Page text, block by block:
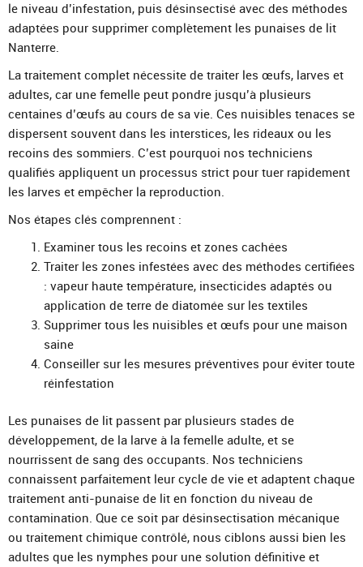
le niveau d’infestation, puis désinsectisé avec des méthodes
adaptées pour supprimer complètement les punaises de lit
Nanterre.
La traitement complet nécessite de traiter les œufs, larves et
adultes, car une femelle peut pondre jusqu’à plusieurs
centaines d’œufs au cours de sa vie. Ces nuisibles tenaces se
dispersent souvent dans les interstices, les rideaux ou les
recoins des sommiers. C’est pourquoi nos techniciens
qualifiés appliquent un processus strict pour tuer rapidement
les larves et empêcher la reproduction.
Nos étapes clés comprennent :
Examiner tous les recoins et zones cachées
Traiter les zones infestées avec des méthodes certifiées
: vapeur haute température, insecticides adaptés ou
application de terre de diatomée sur les textiles
Supprimer tous les nuisibles et œufs pour une maison
saine
Conseiller sur les mesures préventives pour éviter toute
réinfestation
Les punaises de lit passent par plusieurs stades de
développement, de la larve à la femelle adulte, et se
nourrissent de sang des occupants. Nos techniciens
connaissent parfaitement leur cycle de vie et adaptent chaque
traitement anti-punaise de lit en fonction du niveau de
contamination. Que ce soit par désinsectisation mécanique
ou traitement chimique contrôlé, nous ciblons aussi bien les
adultes que les nymphes pour une solution définitive et